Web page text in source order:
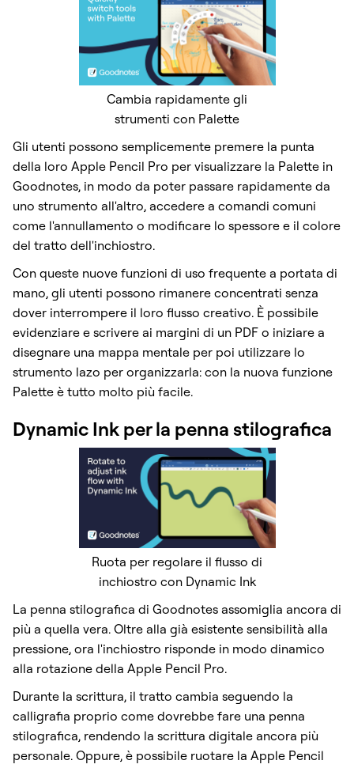
Cambia rapidamente gli
strumenti con Palette
Gli utenti possono semplicemente premere la punta
della loro Apple Pencil Pro per visualizzare la Palette in
Goodnotes, in modo da poter passare rapidamente da
uno strumento all'altro, accedere a comandi comuni
come l'annullamento o modificare lo spessore e il colore
del tratto dell'inchiostro.
Con queste nuove funzioni di uso frequente a portata di
mano, gli utenti possono rimanere concentrati senza
dover interrompere il loro flusso creativo. È possibile
evidenziare e scrivere ai margini di un PDF o iniziare a
disegnare una mappa mentale per poi utilizzare lo
strumento lazo per organizzarla: con la nuova funzione
Palette è tutto molto più facile.
Dynamic Ink per la penna stilografica
Ruota per regolare il flusso di
inchiostro con Dynamic Ink
La penna stilografica di Goodnotes assomiglia ancora di
più a quella vera. Oltre alla già esistente sensibilità alla
pressione, ora l'inchiostro risponde in modo dinamico
alla rotazione della Apple Pencil Pro.
Durante la scrittura, il tratto cambia seguendo la
calligrafia proprio come dovrebbe fare una penna
stilografica, rendendo la scrittura digitale ancora più
personale. Oppure, è possibile ruotare la Apple Pencil